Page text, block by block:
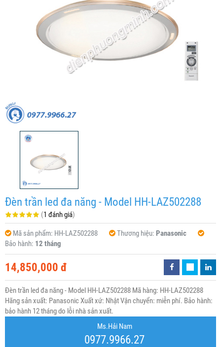
Đèn trần led đa năng - Model HH-LAZ502288
(1 đánh giá)
Mã sản phẩm: HH-LAZ502288 Thương hiệu: Panasonic
Bảo hành: 12 tháng
14,850,000 đ
Đèn trần led đa năng - Model HH-LAZ502288 Mã hàng: HH-LAZ502288
Hãng sản xuất: Panasonic Xuất xứ: Nhật Vận chuyển: miễn phí. Bảo hành:
bảo hành 12 tháng do lỗi nhà sản xuất.
Ms.Hải Nam
0977.9966.27